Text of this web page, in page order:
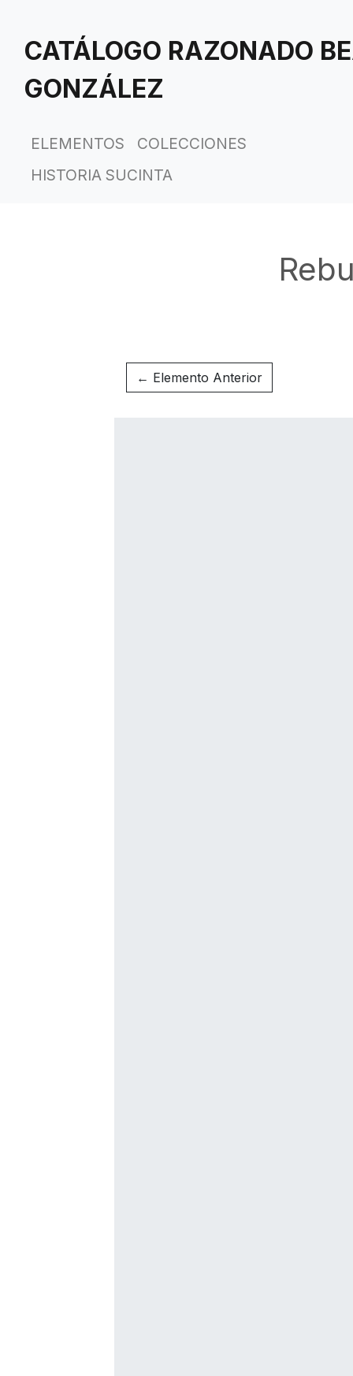
contenido
CATÁLOGO RAZONADO
GONZÁLEZ
ELEMENTOS
COLECCIONES
HISTORIA SUCINTA
← Elemento Anterior